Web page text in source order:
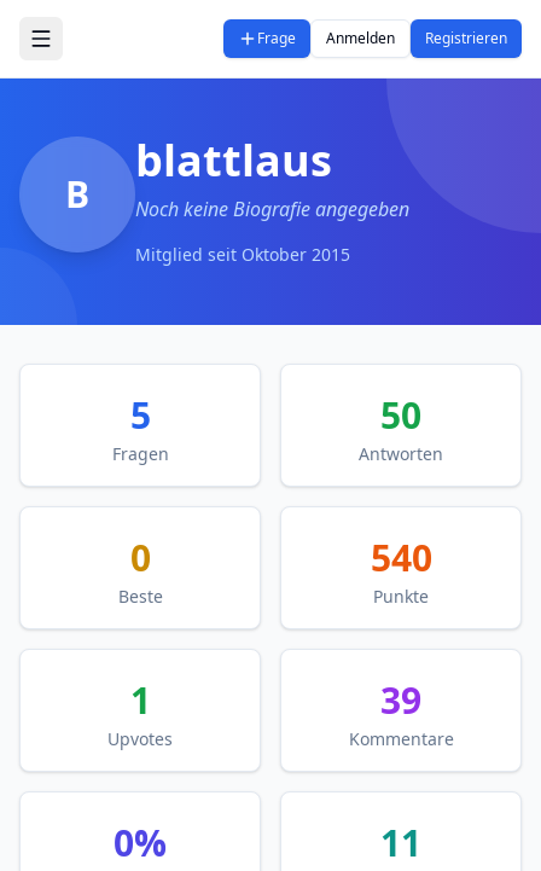
Zum Hauptinhalt springen
Frage Anmelden Registrieren
B
blattlaus
Noch keine Biografie angegeben
Mitglied seit Oktober 2015
5
Fragen
50
Antworten
0
Beste
540
Punkte
1
Upvotes
39
Kommentare
0% 11